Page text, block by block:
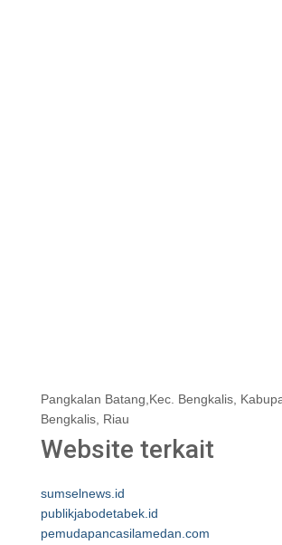
Pangkalan Batang,Kec. Bengkalis,
Bengkalis, Riau
Website terkait
sumselnews.id
publikjabodetabek.id
pemudapancasilamedan.com